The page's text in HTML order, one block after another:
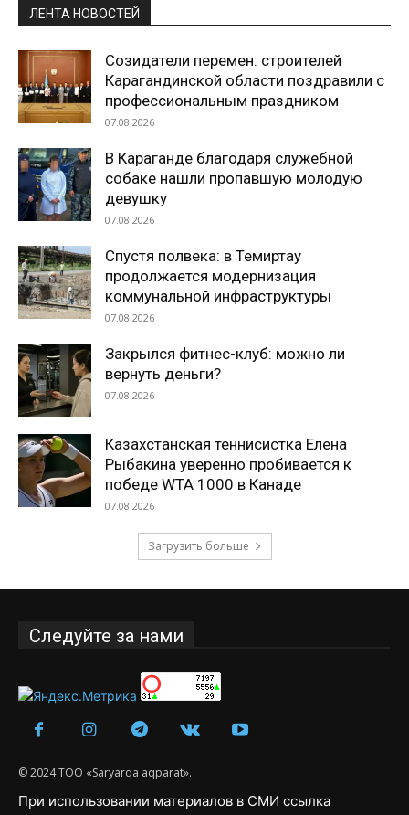
ЛЕНТА НОВОСТЕЙ
Созидатели перемен: строителей
Карагандинской области поздравили с
профессиональным праздником
07.08.2026
В Караганде благодаря служебной
собаке нашли пропавшую молодую
девушку
07.08.2026
Спустя полвека: в Темиртау
продолжается модернизация
коммунальной инфраструктуры
07.08.2026
Закрылся фитнес-клуб: можно ли
вернуть деньги?
07.08.2026
Казахстанская теннисистка Елена
Рыбакина уверенно пробивается к
победе WTA 1000 в Канаде
07.08.2026
Загрузить больше
Следуйте за нами
© 2024 ТОО «Saryarqa aqparat».
При использовании материалов в СМИ ссылка